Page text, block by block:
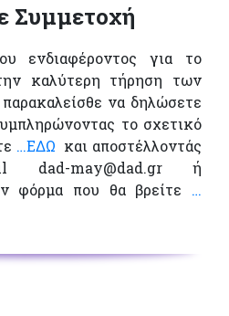
Συμμετοχή
ενδιαφέροντος για το
καλύτερη τήρηση των
να δηλώσετε
το σχετικό
…ΕΔΩ και αποστέλλοντάς
may@dad.gr ή
φόρμα που θα βρείτε …